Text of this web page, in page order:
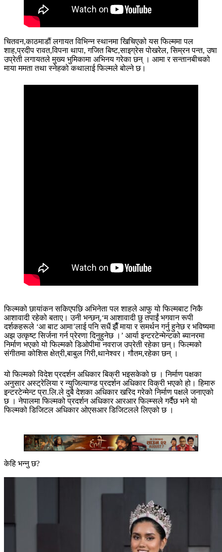
चितवन,काठमाडौं लगायत विभिन्न स्थानमा खिचिएको यस फिल्ममा पल
शाह,प्रदीप रावत,विपना थापा, गजित बिष्ट,साइग्रेस पोखरेल, सिम्रन पन्त, उषा
उप्रेती लगायतले मुख्य भुमिकामा अभिनय गरेका छन् । आमा र सन्तानबीचको
माया ममता तथा स्नेहको कथालाई फिल्मले बोल्ने छ।
फिल्मको छायांकन सकिएपछि अभिनेता पल शाहले आफु यो फिल्मबाट निकै
आशावादी रहेको बताए। उनी भन्छन्,‘म आशावादी छु तपाईं भगवान रूपी
दर्शकहरूले ‘आ बाट आमा’लाई पनि सधैं झैँ माया र समर्थन गर्नु हुनेछ र भविष्यमा
अझ उत्कृष्ट सिर्जना गर्न प्रेरणा दिनुहुनेछ ।’ आर्या इन्टरटेन्मेन्टको ब्यानरमा
निर्माण भएको यो फिल्मको डिओपीमा नवराज उप्रेती रहेका छन्। फिल्मको
संगीतमा कोशिस क्षेत्री,बाबुल गिरी,थानेश्वर। गौतम,रहेका छन् ।
यो फिल्मको विदेश प्रदर्शन अधिकार बिक्री भइसकेको छ । निर्माण पक्षका
अनुसार अस्ट्रेलिया र न्युजिल्याण्ड प्रदर्शन अधिकार विक्री भएको हो। हिमारु
इन्टरटेन्मेन्ट प्रा.लि.ले दुबै देशका अधिकार खरिद गरेको निर्माण पक्षले जनाएको
छ । नेपालमा फिल्मको प्रदर्शन अधिकार आरआर फिल्म्सले गर्दैछ भने यो
फिल्मको डिजिटल अधिकार ओएसआर डिजिटलले लिएको छ ।
केहि भन्नु छ?